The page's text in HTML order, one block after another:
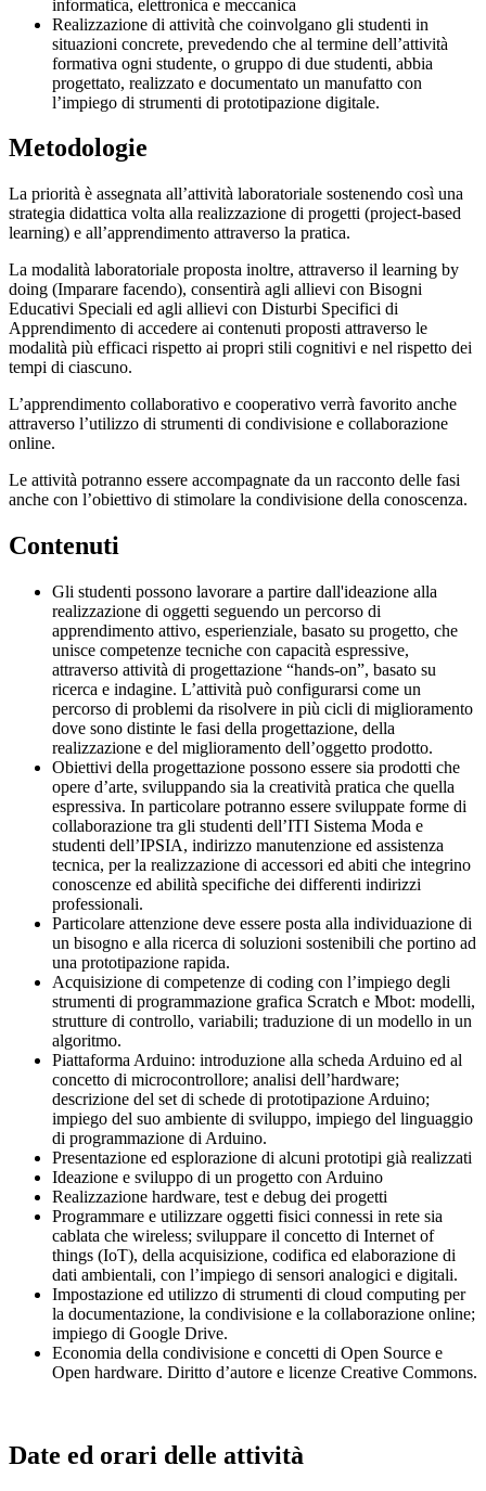
informatica, elettronica e meccanica
Realizzazione di attività che coinvolgano gli studenti in
situazioni concrete, prevedendo che al termine dell’attività
formativa ogni studente, o gruppo di due studenti, abbia
progettato, realizzato e documentato un manufatto con
l’impiego di strumenti di prototipazione digitale.
Metodologie
La priorità è assegnata all’attività laboratoriale sostenendo così una
strategia didattica volta alla realizzazione di progetti (project-based
learning) e all’apprendimento attraverso la pratica.
La modalità laboratoriale proposta inoltre, attraverso il learning by
doing (Imparare facendo), consentirà agli allievi con Bisogni
Educativi Speciali ed agli allievi con Disturbi Specifici di
Apprendimento di accedere ai contenuti proposti attraverso le
modalità più efficaci rispetto ai propri stili cognitivi e nel rispetto dei
tempi di ciascuno.
L’apprendimento collaborativo e cooperativo verrà favorito anche
attraverso l’utilizzo di strumenti di condivisione e collaborazione
online.
Le attività potranno essere accompagnate da un racconto delle fasi
anche con l’obiettivo di stimolare la condivisione della conoscenza.
Contenuti
Gli studenti possono lavorare a partire dall'ideazione alla
realizzazione di oggetti seguendo un percorso di
apprendimento attivo, esperienziale, basato su progetto, che
unisce competenze tecniche con capacità espressive,
attraverso attività di progettazione “hands-on”, basato su
ricerca e indagine. L’attività può configurarsi come un
percorso di problemi da risolvere in più cicli di miglioramento
dove sono distinte le fasi della progettazione, della
realizzazione e del miglioramento dell’oggetto prodotto.
Obiettivi della progettazione possono essere sia prodotti che
opere d’arte, sviluppando sia la creatività pratica che quella
espressiva. In particolare potranno essere sviluppate forme di
collaborazione tra gli studenti dell’ITI Sistema Moda e
studenti dell’IPSIA, indirizzo manutenzione ed assistenza
tecnica, per la realizzazione di accessori ed abiti che integrino
conoscenze ed abilità specifiche dei differenti indirizzi
professionali.
Particolare attenzione deve essere posta alla individuazione di
un bisogno e alla ricerca di soluzioni sostenibili che portino ad
una prototipazione rapida.
Acquisizione di competenze di coding con l’impiego degli
strumenti di programmazione grafica Scratch e Mbot: modelli,
strutture di controllo, variabili; traduzione di un modello in un
algoritmo.
Piattaforma Arduino: introduzione alla scheda Arduino ed al
concetto di microcontrollore; analisi dell’hardware;
descrizione del set di schede di prototipazione Arduino;
impiego del suo ambiente di sviluppo, impiego del linguaggio
di programmazione di Arduino.
Presentazione ed esplorazione di alcuni prototipi già realizzati
Ideazione e sviluppo di un progetto con Arduino
Realizzazione hardware, test e debug dei progetti
Programmare e utilizzare oggetti fisici connessi in rete sia
cablata che wireless; sviluppare il concetto di Internet of
things (IoT), della acquisizione, codifica ed elaborazione di
dati ambientali, con l’impiego di sensori analogici e digitali.
Impostazione ed utilizzo di strumenti di cloud computing per
la documentazione, la condivisione e la collaborazione online;
impiego di Google Drive.
Economia della condivisione e concetti di Open Source e
Open hardware. Diritto d’autore e licenze Creative Commons.
Date ed orari delle attività